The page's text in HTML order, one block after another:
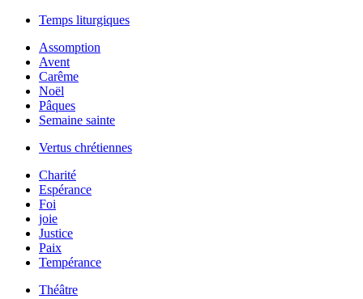
Temps liturgiques
Assomption
Avent
Carême
Noël
Pâques
Semaine sainte
Vertus chrétiennes
Charité
Espérance
Foi
joie
Justice
Paix
Tempérance
Théâtre